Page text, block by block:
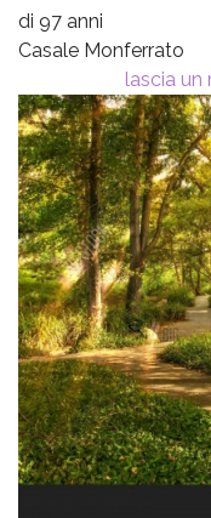
di 97 anni
Casale Monferrato
lascia un